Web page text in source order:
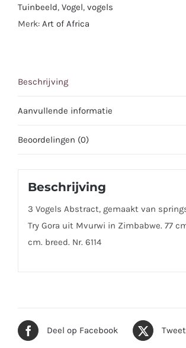
in
Zimbabwe
33
cm
Tuinbeeld, Vogel, vogels
Merk: Art of Africa
Beschrijving
Aanvullende informatie
Beoordelingen (0)
Beschrijving
3 Vogels Abstract, gemaakt van
Try Gora uit Mvurwi in Zimbabwe. 77
cm. breed. Nr. 6114
Deel op Facebook